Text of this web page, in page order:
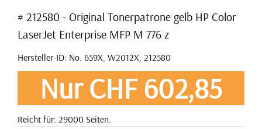
# 212580 - Original Tonerpatrone gelb HP Color
LaserJet Enterprise MFP M 776 z
Hersteller-ID: No. 659X, W2012X, 212580
Nur CHF 602,85
Reicht für: 29000 Seiten.